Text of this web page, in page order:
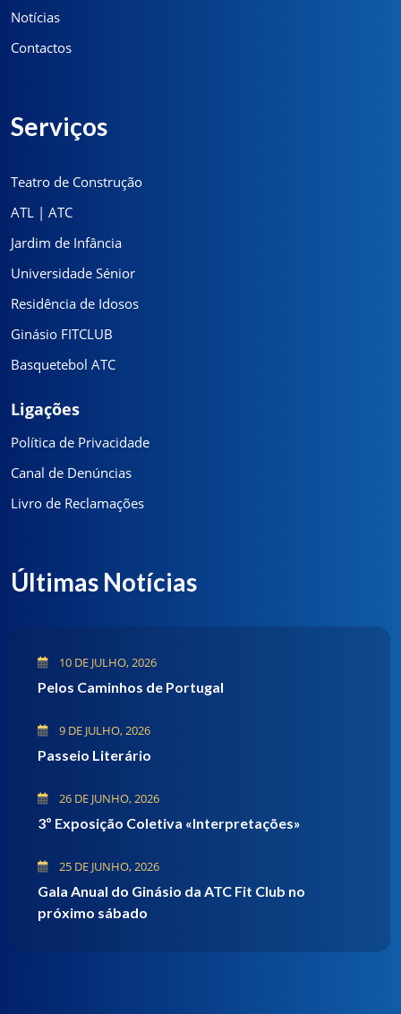
Notícias
Contactos
Serviços
Teatro de Construção
ATL | ATC
Jardim de Infância
Universidade Sénior
Residência de Idosos
Ginásio FITCLUB
Basquetebol ATC
Ligações
Política de Privacidade
Canal de Denúncias
Livro de Reclamações
Últimas Notícias
10 DE JULHO, 2026
Pelos Caminhos de Portugal
9 DE JULHO, 2026
Passeio Literário
26 DE JUNHO, 2026
3º Exposição Coletiva «Interpretações»
25 DE JUNHO, 2026
Gala Anual do Ginásio da ATC Fit Club no
próximo sábado